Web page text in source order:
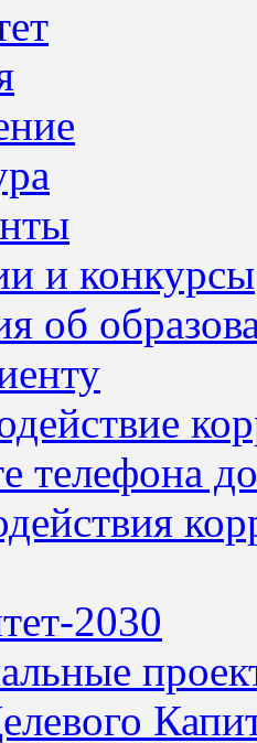
и конкурсы
об
телефона
2030